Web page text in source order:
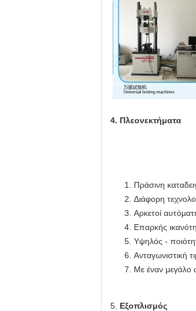
4. Πλεονεκτήματα
Πράσινη
Διάφορη
Αρκετοί
Επαρκής
Υψηλός -
Ανταγωνιστική
Με έναν μεγάλο
5. Εξοπλισμός